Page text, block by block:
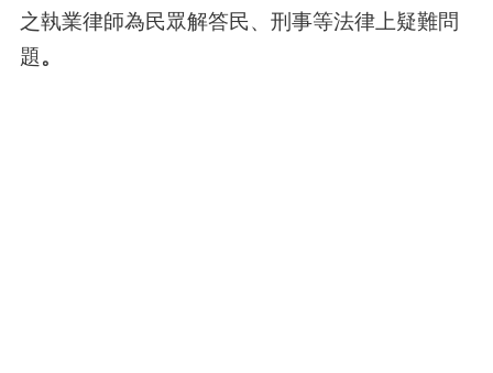
之執業律師為民眾解答民、刑事等法律上疑難問
題。